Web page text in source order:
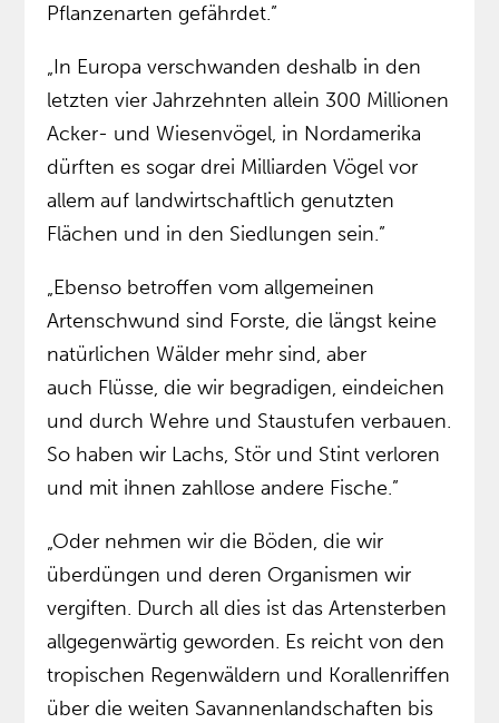
Pflanzenarten gefährdet.”
„In Europa verschwanden deshalb in den
letzten vier Jahrzehnten allein 300 Millionen
Acker- und Wiesenvögel, in Nordamerika
dürften es sogar drei Milliarden Vögel vor
allem auf landwirtschaftlich genutzten
Flächen und in den Siedlungen sein.”
„Ebenso betroffen vom allgemeinen
Artenschwund sind Forste, die längst keine
natürlichen Wälder mehr sind, aber
auch Flüsse, die wir begradigen, eindeichen
und durch Wehre und Staustufen verbauen.
So haben wir Lachs, Stör und Stint verloren
und mit ihnen zahllose andere Fische.”
„Oder nehmen wir die Böden, die wir
überdüngen und deren Organismen wir
vergiften. Durch all dies ist das Artensterben
allgegenwärtig geworden. Es reicht von den
tropischen Regenwäldern und Korallenriffen
über die weiten Savannenlandschaften bis